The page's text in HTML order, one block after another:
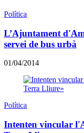
Política
L’Ajuntament
servei de bus urbà
01/04/2014
Política
Intenten vincular